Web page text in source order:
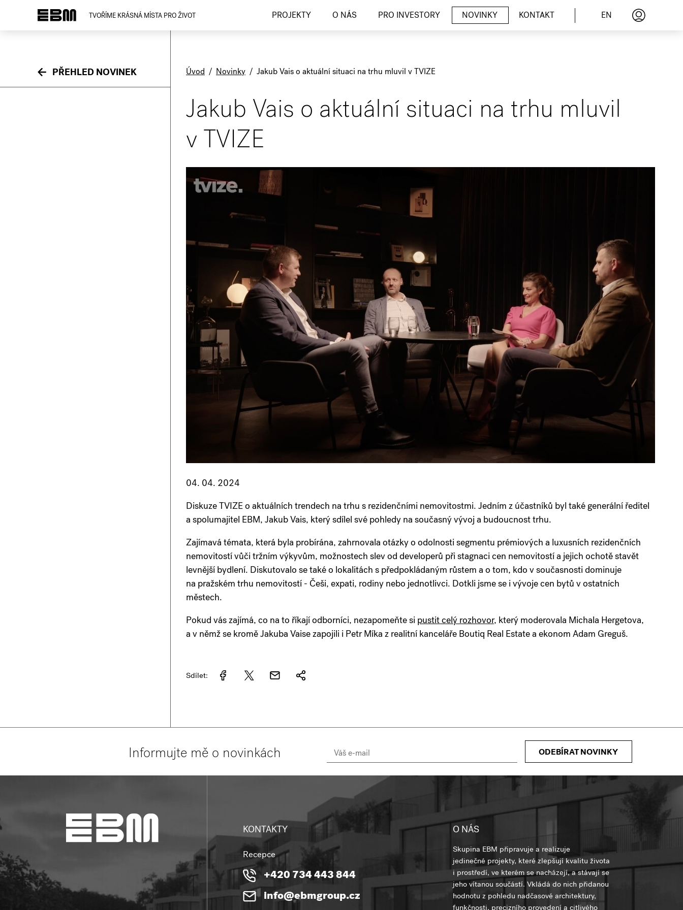
TVOŘÍME KRÁSNÁ MÍSTA PRO ŽIVOT PROJEKTY O NÁS PRO INVESTORY NOVINKY KONTAKT EN
Úvod / Novinky / Jakub Vais o aktuální situaci na trhu mluvil v TVIZE
Jakub Vais o aktuální situaci na trhu mluvil
v TVIZE
04. 04. 2024
Diskuze TVIZE o aktuálních trendech na trhu s rezidenčními nemovitostmi. Jedním z účastníků byl také generální ředitel
a spolumajitel EBM, Jakub Vais, který sdílel své pohledy na současný vývoj a budoucnost trhu.
Zajímavá témata, která byla probírána, zahrnovala otázky o odolnosti segmentu prémiových a luxusních rezidenčních
nemovitostí vůči tržním výkyvům, možnostech slev od developerů při stagnaci cen nemovitostí a jejich ochotě stavět
levnější bydlení. Diskutovalo se také o lokalitách s předpokládaným růstem a o tom, kdo v současnosti dominuje
na pražském trhu nemovitostí - Češi, expati, rodiny nebo jednotlivci. Dotkli jsme se i vývoje cen bytů v ostatních
městech.
Pokud vás zajímá, co na to říkají odborníci, nezapomeňte si pustit celý rozhovor, který moderovala Michala Hergetova,
a v němž se kromě Jakuba Vaise zapojili i Petr Míka z realitní kanceláře Boutiq Real Estate a ekonom Adam Greguš.
Sdílet:
PŘEHLED NOVINEK
Informujte mě o novinkách ODEBÍRAT NOVINKY
KONTAKTY
Recepce
+420 734 443 844
info@ebmgroup.cz
O NÁS
Skupina EBM připravuje a realizuje
jedinečné projekty, které zlepšují kvalitu života
i prostředí, ve kterém se nacházejí, a stávají se
jeho vítanou součástí. Vkládá do nich přidanou
hodnotu z pohledu nadčasové architektury,